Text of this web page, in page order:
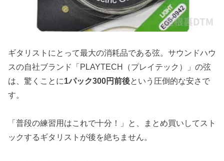
ギタリストにとって最大の消耗品である弦。サウンドハウ
スの自社ブランド「PLAYTECH（プレイテック）」の弦
は、驚くことに1パック300円前後という圧倒的な安さで
す。
「普段の練習用はこれで十分！」と、まとめ買いしてスト
ックするギタリストが後を絶ちません。